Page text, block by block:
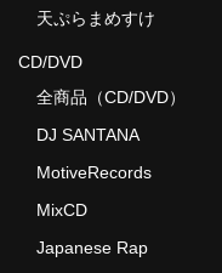
天ぷらまめすけ
CD/DVD
全商品（CD/DVD）
DJ SANTANA
MotiveRecords
MixCD
Japanese Rap